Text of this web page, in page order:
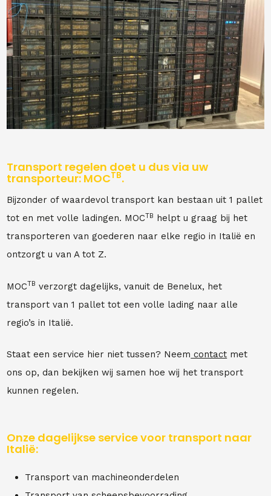
Transport regelen doet u dus via uw
transporteur: MOCTB.
Bijzonder of waardevol transport kan bestaan uit 1 pallet
tot en met volle ladingen. MOCTB helpt u graag bij het
transporteren van goederen naar elke regio in Italië en
ontzorgt u van A tot Z.
MOCTB verzorgt dagelijks, vanuit de Benelux, het
transport van 1 pallet tot een volle lading naar alle
regio’s in Italië.
Staat een service hier niet tussen? Neem contact met
ons op, dan bekijken wij samen hoe wij het transport
kunnen regelen.
Onze dagelijkse service voor transport naar
Italië:
Transport van machineonderdelen